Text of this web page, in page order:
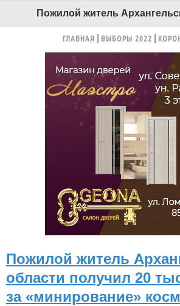
ГЛАВНАЯ ВЫБОРЫ 2022
Пожилой житель
области получил 20
за «минирование»